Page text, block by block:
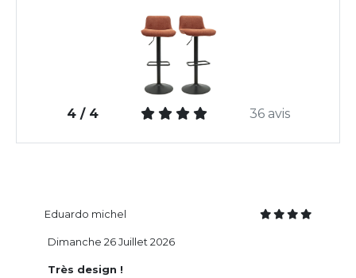
4 / 4 36 avis
Eduardo michel
Très design !
Dimanche 26 Juillet 2026